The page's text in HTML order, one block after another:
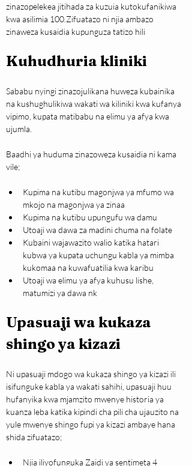
zinazopelekea jitihada za kuzuia kutokufanikiwa
kwa asilimia 100.Zifuatazo ni njia ambazo
zinaweza kusaidia kupunguza tatizo hili
Kuhudhuria kliniki
Sababu nyingi zinazojulikana huweza kubainika
na kushughulikiwa wakati wa kiliniki kwa kufanya
vipimo, kupata matibabu na elimu ya afya kwa
ujumla.
Baadhi ya huduma zinazoweza kusaidia ni kama
vile;
Kupima na kutibu magonjwa ya mfumo wa
mkojo na magonjwa ya zinaa
Kupima na kutibu upungufu wa damu
Utoaji wa dawa za madini chuma na folate
Kubaini wajawazito walio katika hatari
kubwa ya kupata uchungu kabla ya mimba
kukomaa na kuwafuatilia kwa karibu
Utoaji wa elimu ya afya kuhusu lishe,
matumizi ya dawa nk
Upasuaji wa kukaza
shingo ya kizazi
Ni upasuaji mdogo wa kukaza shingo ya kizazi ili
isifunguke kabla ya wakati sahihi, upasuaji huu
hufanyika kwa mjamzito mwenye historia ya
kuanza leba katika kipindi cha pili cha ujauzito na
yule mwenye shingo fupi ya kizazi ambaye hana
shida zifuatazo;
Njia iliyofunguka Zaidi ya sentimeta 4